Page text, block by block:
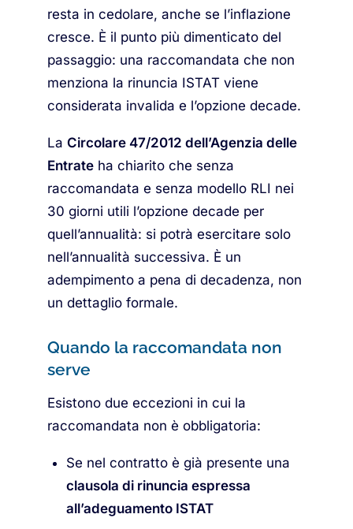
resta in cedolare, anche se l’inflazione
cresce. È il punto più dimenticato del
passaggio: una raccomandata che non
menziona la rinuncia ISTAT viene
considerata invalida e l’opzione decade.
La Circolare 47/2012 dell’Agenzia delle
Entrate ha chiarito che senza
raccomandata e senza modello RLI nei
30 giorni utili l’opzione decade per
quell’annualità: si potrà esercitare solo
nell’annualità successiva. È un
adempimento a pena di decadenza, non
un dettaglio formale.
Quando la raccomandata non
serve
Esistono due eccezioni in cui la
raccomandata non è obbligatoria:
Se nel contratto è già presente una
clausola di rinuncia espressa
all’adeguamento ISTAT